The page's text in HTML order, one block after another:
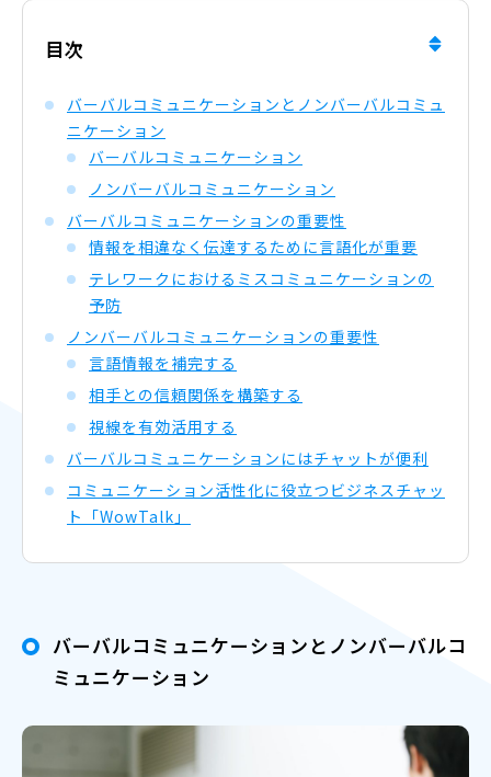
目次
バーバルコミュニケーションとノンバーバルコミュ
ニケーション
バーバルコミュニケーション
ノンバーバルコミュニケーション
バーバルコミュニケーションの重要性
情報を相違なく伝達するために言語化が重要
テレワークにおけるミスコミュニケーションの
予防
ノンバーバルコミュニケーションの重要性
言語情報を補完する
相手との信頼関係を構築する
視線を有効活用する
バーバルコミュニケーションにはチャットが便利
コミュニケーション活性化に役立つビジネスチャッ
ト「WowTalk」
バーバルコミュニケーションとノンバーバルコ
ミュニケーション